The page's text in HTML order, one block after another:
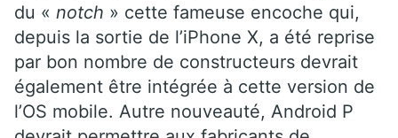
du « notch » cette fameuse encoche qui,
depuis la sortie de l’iPhone X, a été reprise
par bon nombre de constructeurs devrait
également être intégrée à cette version de
l’OS mobile. Autre nouveauté, Android P